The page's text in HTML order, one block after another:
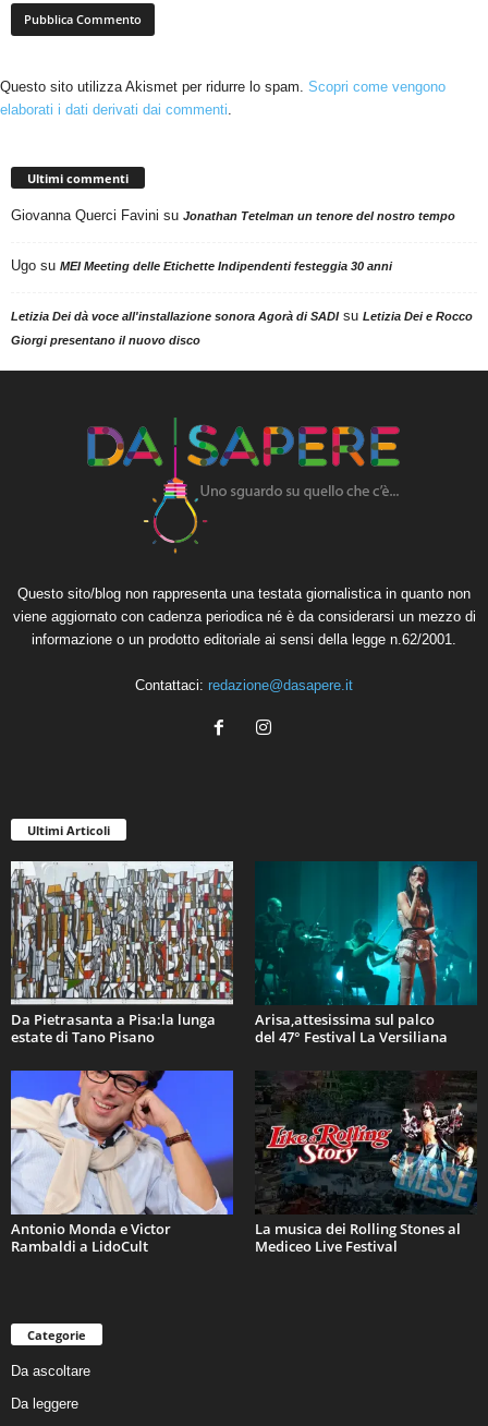
Questo sito utilizza Akismet per ridurre lo spam. Scopri come vengono
elaborati i dati derivati dai commenti.
Ultimi commenti
Giovanna Querci Favini su Jonathan Tetelman un tenore del nostro tempo
Ugo su MEI Meeting delle Etichette Indipendenti festeggia 30 anni
Letizia Dei dà voce all'installazione sonora Agorà di SADIsu Letizia Dei e Rocco
Giorgi presentano il nuovo disco
Questo sito/blog non rappresenta una testata giornalistica in quanto non
viene aggiornato con cadenza periodica né è da considerarsi un mezzo di
informazione o un prodotto editoriale ai sensi della legge n.62/2001.
Contattaci: redazione@dasapere.it
Ultimi Articoli
Da Pietrasanta a Pisa:la lunga
estate di Tano Pisano
Arisa,attesissima sul palco
del 47° Festival La Versiliana
Antonio Monda e Victor
Rambaldi a LidoCult
La musica dei Rolling Stones al
Mediceo Live Festival
Categorie
Da ascoltare
Da leggere